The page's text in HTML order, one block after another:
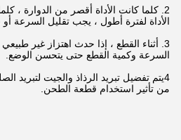
2. كلما كانت الأداة أقصر من الدوارة ،
الأداة لفترة أطول ، يجب تقليل السرعة
3. أثناء القطع ، إذا حدث اهتزاز غير
السرعة وكمية القطع حتى يتحسن الوضع.
4يتم تفضيل تبريد الرذاذ والجيت
من تأثير استخدام قطعة الطحن.